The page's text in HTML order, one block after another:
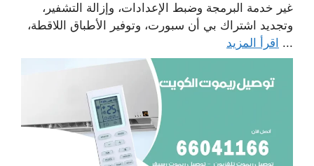
غير خدمة البرمجة وضبط الإعدادات، وإزالة التشفير،
وتجديد اشتراك بي أن سبورت، وتوفير الأطباق اللاقطة،
... اقرأ المزيد